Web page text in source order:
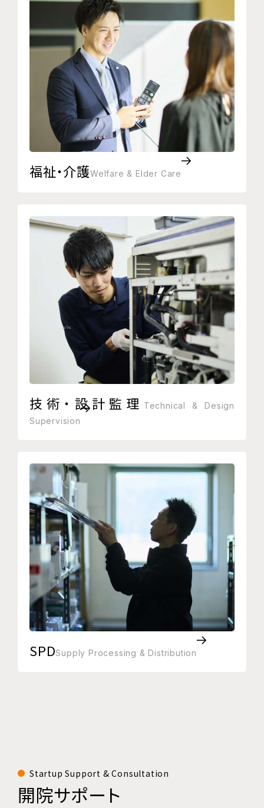
福祉・介護Welfare & Elder Care
技術・設計監理 Technical & Design
Supervision
SPDSupply Processing & Distribution
Startup Support & Consultation
開院サポート